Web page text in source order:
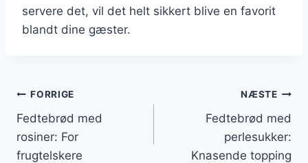
servere det, vil det helt sikkert blive en favorit
blandt dine gæster.
Indlægsnavigation
FORRIGE
Fedtebrød med
rosiner: For
frugtelskere
NÆSTE
Fedtebrød med
perlesukker:
Knasende topping